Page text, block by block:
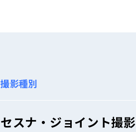
撮影種別
セスナ・ジョイント撮影